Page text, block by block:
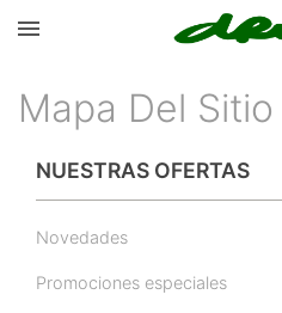

Mapa Del Sitio
NUESTRAS OFERTAS
Novedades
Promociones especiales